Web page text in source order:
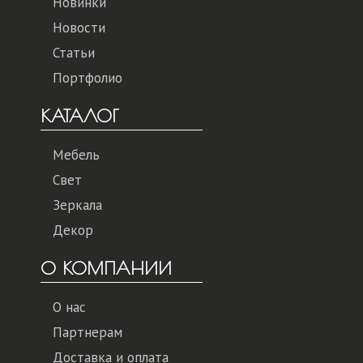
Новости
Статьи
Портфолио
КАТАЛОГ
Мебель
Свет
Зеркала
Декор
О КОМПАНИИ
О нас
Партнерам
Доставка и оплата